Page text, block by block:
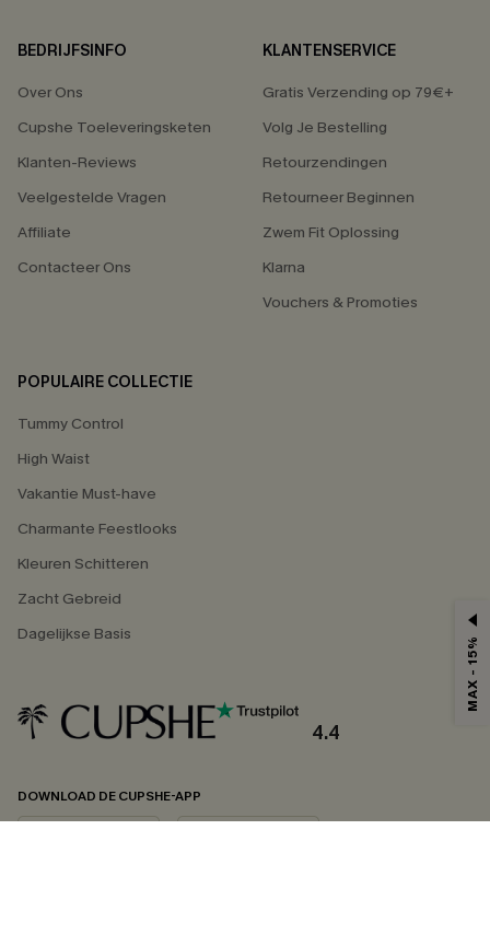
BEDRIJFSINFO
Over Ons
Cupshe Toeleveringsketen
Klanten-Reviews
Veelgestelde Vragen
Affiliate
Contacteer Ons
KLANTENSERVICE
Gratis Verzending op 79€+
Volg Je Bestelling
Retourzendingen
Retourneer Beginnen
Zwem Fit Oplossing
Klarna
Vouchers & Promoties
POPULAIRE COLLECTIE
Tummy Control
High Waist
Vakantie Must-have
Charmante Feestlooks
Kleuren Schitteren
Zacht Gebreid
Dagelijkse Basis
4.4
DOWNLOAD DE CUPSHE-APP
MAX - 15%